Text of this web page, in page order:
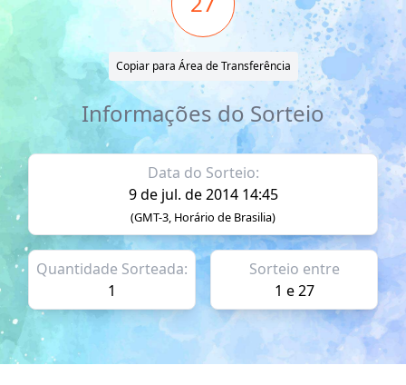
Copiar para Área de Transferência
Informações do Sorteio
Data do Sorteio:
9 de jul. de 2014 14:45
(GMT-3, Horário de Brasilia)
Quantidade Sorteada:
1
Sorteio entre
1 e 27